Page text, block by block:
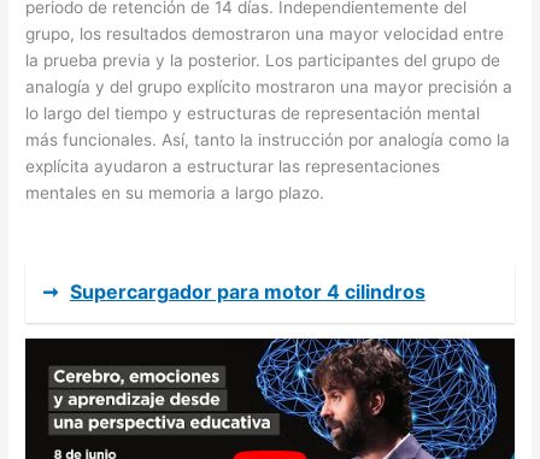
periodo de retención de 14 días. Independientemente del
grupo, los resultados demostraron una mayor velocidad entre
la prueba previa y la posterior. Los participantes del grupo de
analogía y del grupo explícito mostraron una mayor precisión a
lo largo del tiempo y estructuras de representación mental
más funcionales. Así, tanto la instrucción por analogía como la
explícita ayudaron a estructurar las representaciones
mentales en su memoria a largo plazo.
➞ Supercargador para motor 4 cilindros